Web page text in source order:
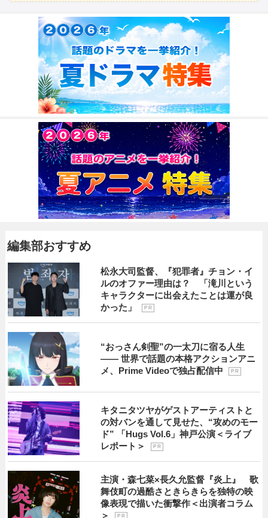
編集部おすすめ
松永大司監督、『犯罪者』チョン・イ
ルのオファー理由は？ 「滝川という
キャラクターに出会えたことは運が良
かった」
P R
“おっさん剣聖”の一太刀に宿る人生
―― 世界で話題の本格アクションアニ
メ、Prime Videoで独占配信中
P R
キタニタツヤがゲストアーティストと
の対バンを通して見せた、“攻めのモー
ド” 「Hugs Vol.6」神戸公演＜ライブ
レポート＞
P R
主演・森七菜×長久允監督『炎上』 歌
舞伎町の過酷さときらきらを独特の映
像表現で描いた衝撃作＜出演者コラム
＞
P R